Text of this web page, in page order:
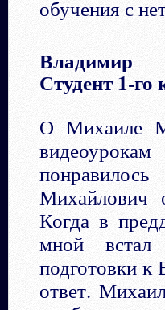
обучения с
Владимир
Студент 1-
О Михаиле
Михайлович
Когда в
мной встал
подготовки к
ответ.